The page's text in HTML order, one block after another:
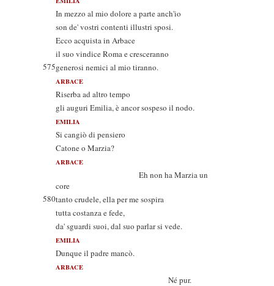
In mezzo al mio dolore a parte anch'io
son de' vostri contenti illustri sposi.
Ecco acquista in Arbace
il suo vindice Roma e cresceranno
575generosi nemici al mio tiranno.
ARBACE
Riserba ad altro tempo
gli auguri Emilia, è ancor sospeso il nodo.
EMILIA
Si cangiò di pensiero
Catone o Marzia?
ARBACE
Eh non ha Marzia un
core
580tanto crudele, ella per me sospira
tutta costanza e fede,
da' sguardi suoi, dal suo parlar si vede.
EMILIA
Dunque il padre mancò.
ARBACE
Né pur.